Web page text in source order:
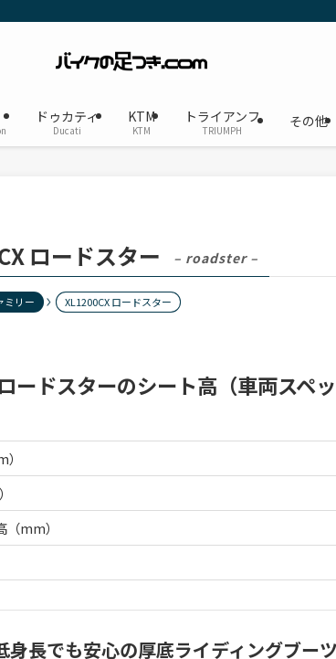
ドゥカティ
Ducati
KTM
KTM
トライアンフ
TRIUMPH
その他
ロードスター – roadster –
ミリー XL1200CX ロードスター
ードスターのシート高（車両スペ
mm）
身長でも安心の厚底ライディングブー